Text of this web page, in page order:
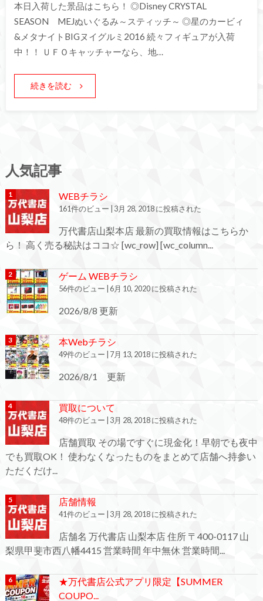
本日入荷した景品はこちら！ ◎Disney CRYSTAL
SEASON MEJぬいぐるみ～スティッチ～ ◎星のカービィ
&メタナイトBIGヌイグルミ2016 続々フィギュアが入荷
中！！ ＵＦＯキャッチャーなら、地…
続きを読む
人気記事
WEBチラシ
161件のビュー 3月 28, 2018 に投稿された
万代書店山梨本店 最新の買取情報はこちらか
ら！ 高く売る秘訣はココ☆ [wc_row] [wc_column...
ゲーム WEBチラシ
56件のビュー 6月 10, 2020 に投稿された
2026/8/8 更新
本Webチラシ
49件のビュー 7月 13, 2018 に投稿された
2026/8/1 更新
買取について
48件のビュー 3月 28, 2018 に投稿された
店舗買取 その場ですぐに現金化！早朝でも夜中
でも買取OK！ 使わなくなったものをまとめて店舗へ持参い
ただくだけ...
店舗情報
41件のビュー 3月 28, 2018 に投稿された
店舗名 万代書店 山梨本店 住所 〒400-0117 山
梨県甲斐市西八幡4415 営業時間 年中無休 営業時間...
★万代書店公式アプリ限定【SUMMER
COUPO...